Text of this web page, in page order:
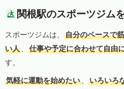
関根駅のスポーツジム
スポーツジムは、
自分のペースで
い人 、 仕事や予定に合わせて自由
す。
気軽に運動を始めたい 、 いろいろ